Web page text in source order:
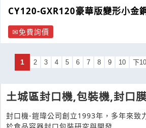
CY120-GXR120豪華版變形小金
免費詢價
1 2 3 4 5 6 7 8 9 10 下
土城區封口機,包裝機,封口
機-鎧瑋公司
封口機-鎧瑋公司創立1993年，多年來致